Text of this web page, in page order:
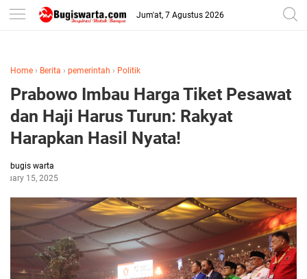
-->
Jum'at, 7 Agustus 2026
Home › Berita › pemerintah › Politik
Prabowo Imbau Harga Tiket Pesawat
dan Haji Harus Turun: Rakyat
Harapkan Hasil Nyata!
bugis warta
15, 2025